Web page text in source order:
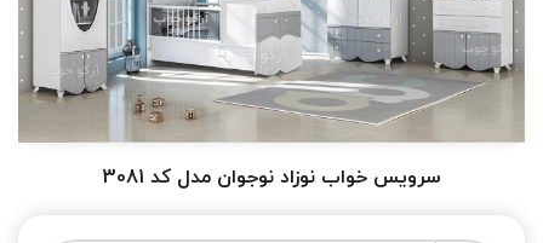
سرویس خواب نوزاد نوجوان مدل کد 3081